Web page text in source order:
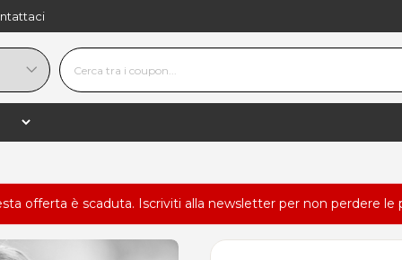
offerta è scaduta. Iscriviti alla newsletter per non perdere le